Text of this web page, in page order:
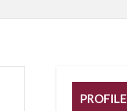
PROFILE